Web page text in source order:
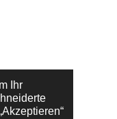
Ihr